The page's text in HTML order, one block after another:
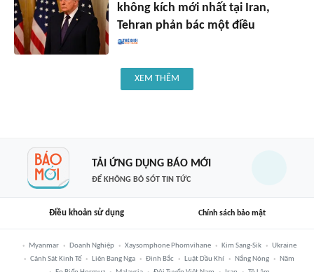
không kích mới nhất tại Iran,
Tehran phản bác một điều
XEM THÊM
TẢI ỨNG DỤNG BÁO MỚI
ĐỂ KHÔNG BỎ SÓT TIN TỨC
Điều khoản sử dụng Chính sách bảo mật
Myanmar Doanh Nghiệp Xaysomphone Phomvihane Kim Sang-Sik
Ukraine
Cảnh Sát Kinh Tế
Liên Bang Nga Đình Bắc Luật Dầu Khí Nắng Nóng
Năm